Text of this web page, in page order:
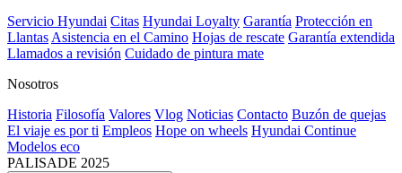
Servicio Hyundai Citas Hyundai Loyalty Garantía Protección en
Llantas Asistencia en el Camino Hojas de rescate Garantía extendida
Llamados a revisión Cuidado de pintura mate⁠
Nosotros
Historia Filosofía Valores Vlog Noticias Contacto Buzón de quejas
El viaje es por ti Empleos Hope on wheels Hyundai Continue
Modelos eco
PALISADE 2025